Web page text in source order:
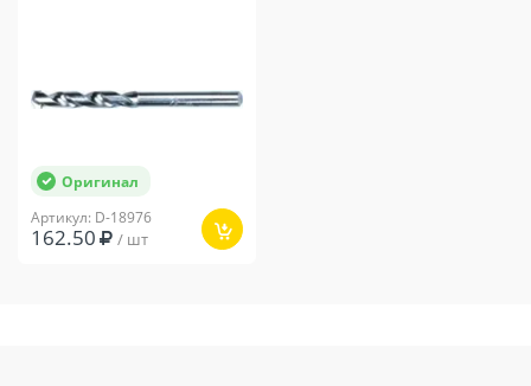
Оригинал
Артикул: D-18976
162.50 / шт